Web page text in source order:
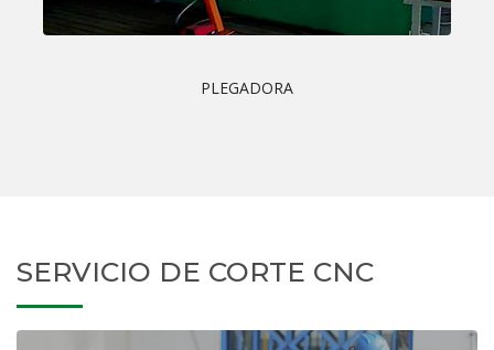
PLEGADORA
SERVICIO DE CORTE CNC